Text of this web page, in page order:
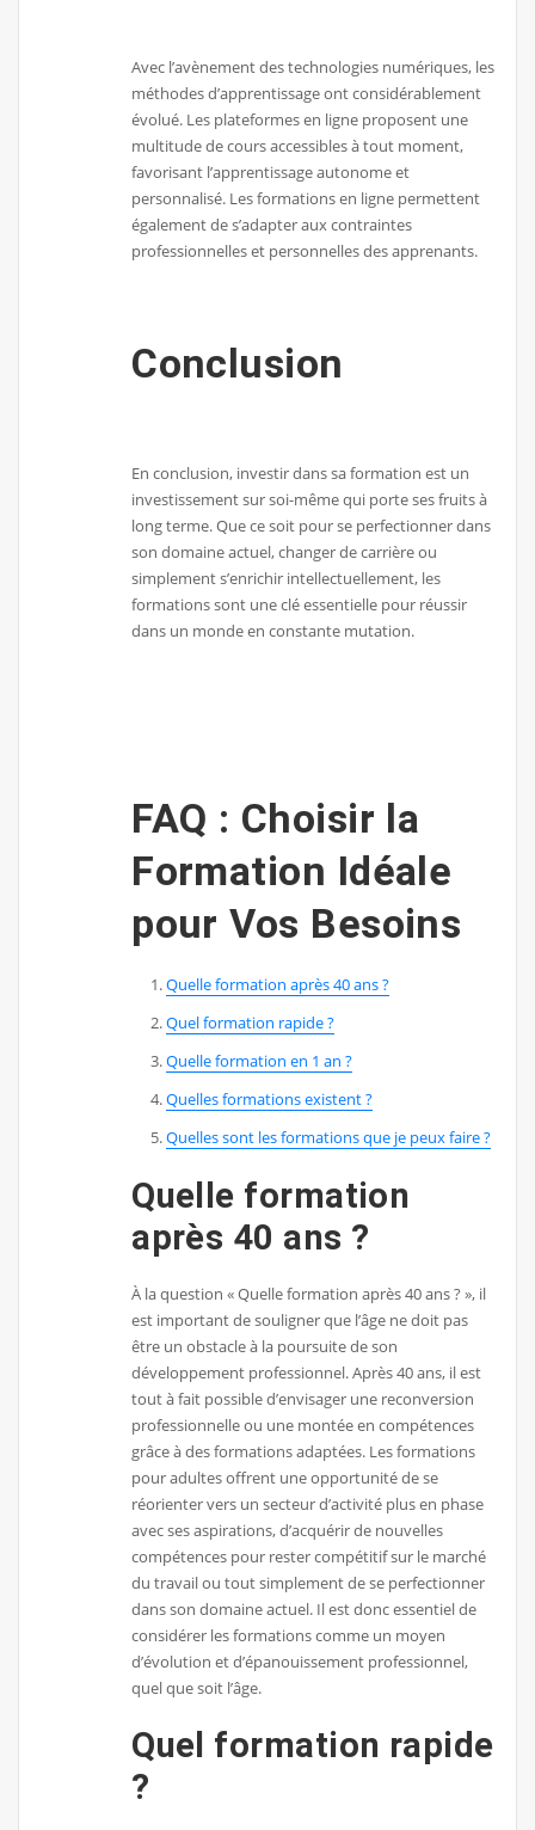
Avec l’avènement des technologies numériques, les
méthodes d’apprentissage ont considérablement
évolué. Les plateformes en ligne proposent une
multitude de cours accessibles à tout moment,
favorisant l’apprentissage autonome et
personnalisé. Les formations en ligne permettent
également de s’adapter aux contraintes
professionnelles et personnelles des apprenants.
Conclusion
En conclusion, investir dans sa formation est un
investissement sur soi-même qui porte ses fruits à
long terme. Que ce soit pour se perfectionner dans
son domaine actuel, changer de carrière ou
simplement s’enrichir intellectuellement, les
formations sont une clé essentielle pour réussir
dans un monde en constante mutation.
FAQ : Choisir la
Formation Idéale
pour Vos Besoins
Quelle formation après 40 ans ?
Quel formation rapide ?
Quelle formation en 1 an ?
Quelles formations existent ?
Quelles sont les formations que je peux faire ?
Quelle formation
après 40 ans ?
À la question « Quelle formation après 40 ans ? », il
est important de souligner que l’âge ne doit pas
être un obstacle à la poursuite de son
développement professionnel. Après 40 ans, il est
tout à fait possible d’envisager une reconversion
professionnelle ou une montée en compétences
grâce à des formations adaptées. Les formations
pour adultes offrent une opportunité de se
réorienter vers un secteur d’activité plus en phase
avec ses aspirations, d’acquérir de nouvelles
compétences pour rester compétitif sur le marché
du travail ou tout simplement de se perfectionner
dans son domaine actuel. Il est donc essentiel de
considérer les formations comme un moyen
d’évolution et d’épanouissement professionnel,
quel que soit l’âge.
Quel formation rapide
?